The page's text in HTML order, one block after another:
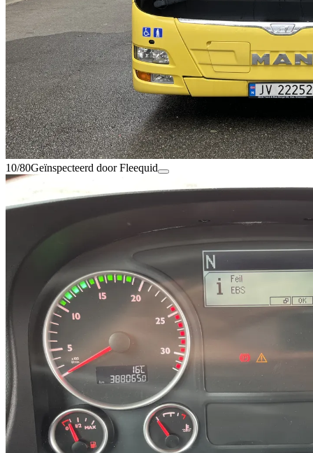
10/80Geïnspecteerd door Fleequid